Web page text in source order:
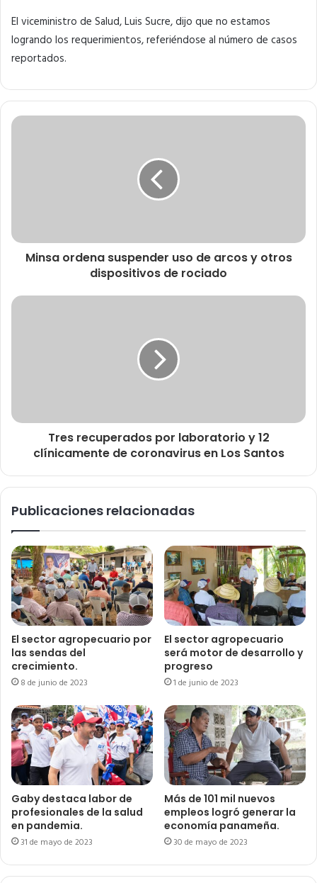
El viceministro de Salud, Luis Sucre, dijo que no estamos
logrando los requerimientos, referiéndose al número de casos
reportados.
Minsa ordena suspender uso de arcos y otros
dispositivos de rociado
Tres recuperados por laboratorio y 12
clínicamente de coronavirus en Los Santos
Publicaciones relacionadas
El sector agropecuario por
las sendas del
crecimiento.
8 de junio de 2023
El sector agropecuario
será motor de desarrollo y
progreso
1 de junio de 2023
Gaby destaca labor de
profesionales de la salud
en pandemia.
31 de mayo de 2023
Más de 101 mil nuevos
empleos logró generar la
economía panameña.
30 de mayo de 2023